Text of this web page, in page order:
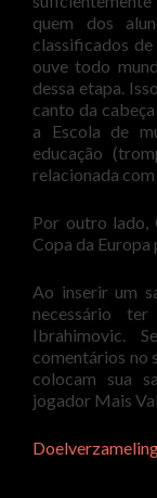
quem dos
classificados
ouve todo
dessa etapa.
canto da
a Escola de
educação
relacionada
Por outro lado,
Copa da
Ao inserir um
necessário
Ibrahimovic.
comentários no
colocam sua
jogador Mais